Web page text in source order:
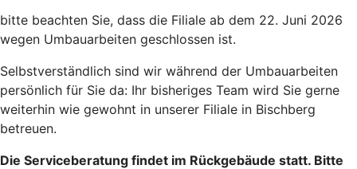
bitte beachten Sie, dass die Filiale ab dem 22. Juni 2026
wegen Umbauarbeiten geschlossen ist.
Selbstverständlich sind wir während der Umbauarbeiten
persönlich für Sie da: Ihr bisheriges Team wird Sie gerne
weiterhin wie gewohnt in unserer Filiale in Bischberg
betreuen.
Die Serviceberatung findet im Rückgebäude statt. Bitte